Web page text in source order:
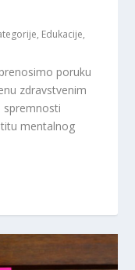
, Edukacije,
poruku
zdravstvenim
spremnosti
mentalnog